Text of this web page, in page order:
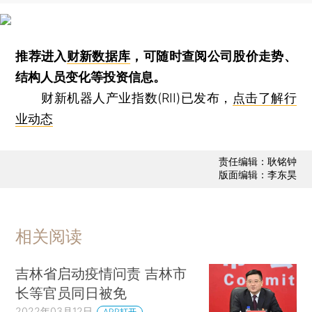
推荐进入财新数据库 ，可随时查阅公司股价走势、
结构人员变化等投资信息。
财新机器人产业指数(RII)已发布， 点击了解行
业动态
责任编辑：耿铭钟
版面编辑：李东昊
相关阅读
吉林省启动疫情问责 吉林市
长等官员同日被免